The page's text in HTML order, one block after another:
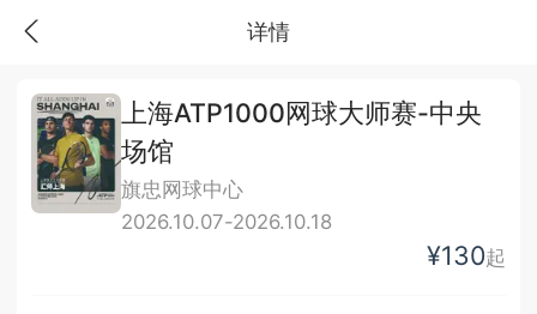
详情
上海ATP1000网球大师赛-中央
场馆
旗忠网球中心
2026.10.07-2026.10.18
¥130起